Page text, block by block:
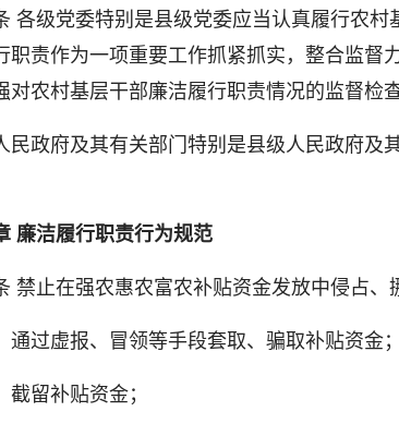
级党委特别是县级党委应当认真履行农村
职责作为一项重要工作抓紧抓实，整合监督
对农村基层干部廉洁履行职责情况的监督检
府及其有关部门特别是县级人民政府及
洁履行职责行为规范
止在强农惠农富农补贴资金发放中侵占、
虚报、冒领等手段套取、骗取补贴资金；
留补贴资金；